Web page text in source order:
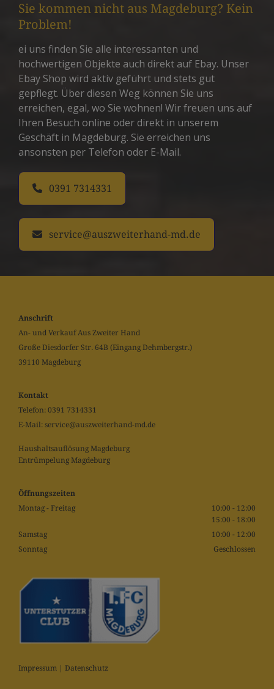
Sie kommen nicht aus Magdeburg? Kein
Problem!
ei uns finden Sie alle interessanten und
hochwertigen Objekte auch direkt auf Ebay. Unser
Ebay Shop wird aktiv geführt und stets gut
gepflegt. Über diesen Weg können Sie uns
erreichen, egal, wo Sie wohnen! Wir freuen uns auf
Ihren Besuch online oder direkt in unserem
Geschäft in Magdeburg. Sie erreichen uns
ansonsten per Telefon oder E-Mail.
0391 7314331
service@auszweiterhand-md.de
Anschrift
An- und Verkauf Aus Zweiter Hand
Große Diesdorfer Str. 64B (Eingang Dehmbergstr.)
39110 Magdeburg
Kontakt
Telefon: 0391 7314331
E-Mail: service@auszweiterhand-md.de
Haushaltsauflösung Magdeburg
Entrümpelung Magdeburg
Öffnungszeiten
Montag - Freitag
10:00 - 12:00
15:00 - 18:00
Samstag
10:00 - 12:00
Sonntag
Geschlossen
Impressum Datenschutz